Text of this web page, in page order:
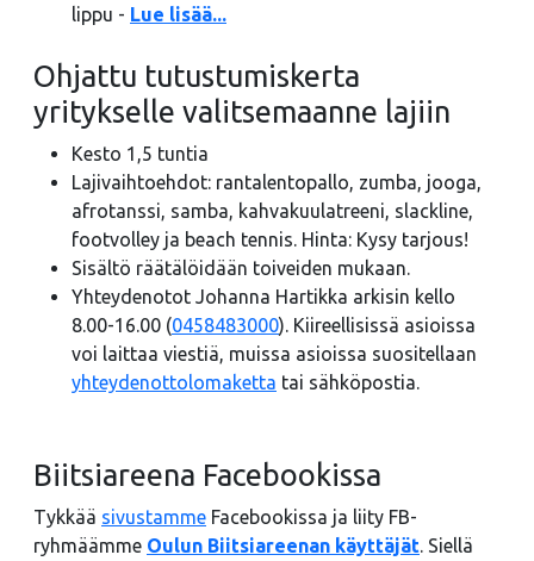
lippu - Lue lisää...
Ohjattu tutustumiskerta
yritykselle valitsemaanne lajiin
Kesto 1,5 tuntia
Lajivaihtoehdot: rantalentopallo, zumba, jooga,
afrotanssi, samba, kahvakuulatreeni, slackline,
footvolley ja beach tennis. Hinta: Kysy tarjous!
Sisältö räätälöidään toiveiden mukaan.
Yhteydenotot Johanna Hartikka arkisin kello
8.00-16.00 (0458483000). Kiireellisissä asioissa
voi laittaa viestiä, muissa asioissa suositellaan
yhteydenottolomaketta tai sähköpostia.
Biitsiareena Facebookissa
Tykkää sivustamme Facebookissa ja liity FB-
ryhmäämme Oulun Biitsiareenan käyttäjät. Siellä